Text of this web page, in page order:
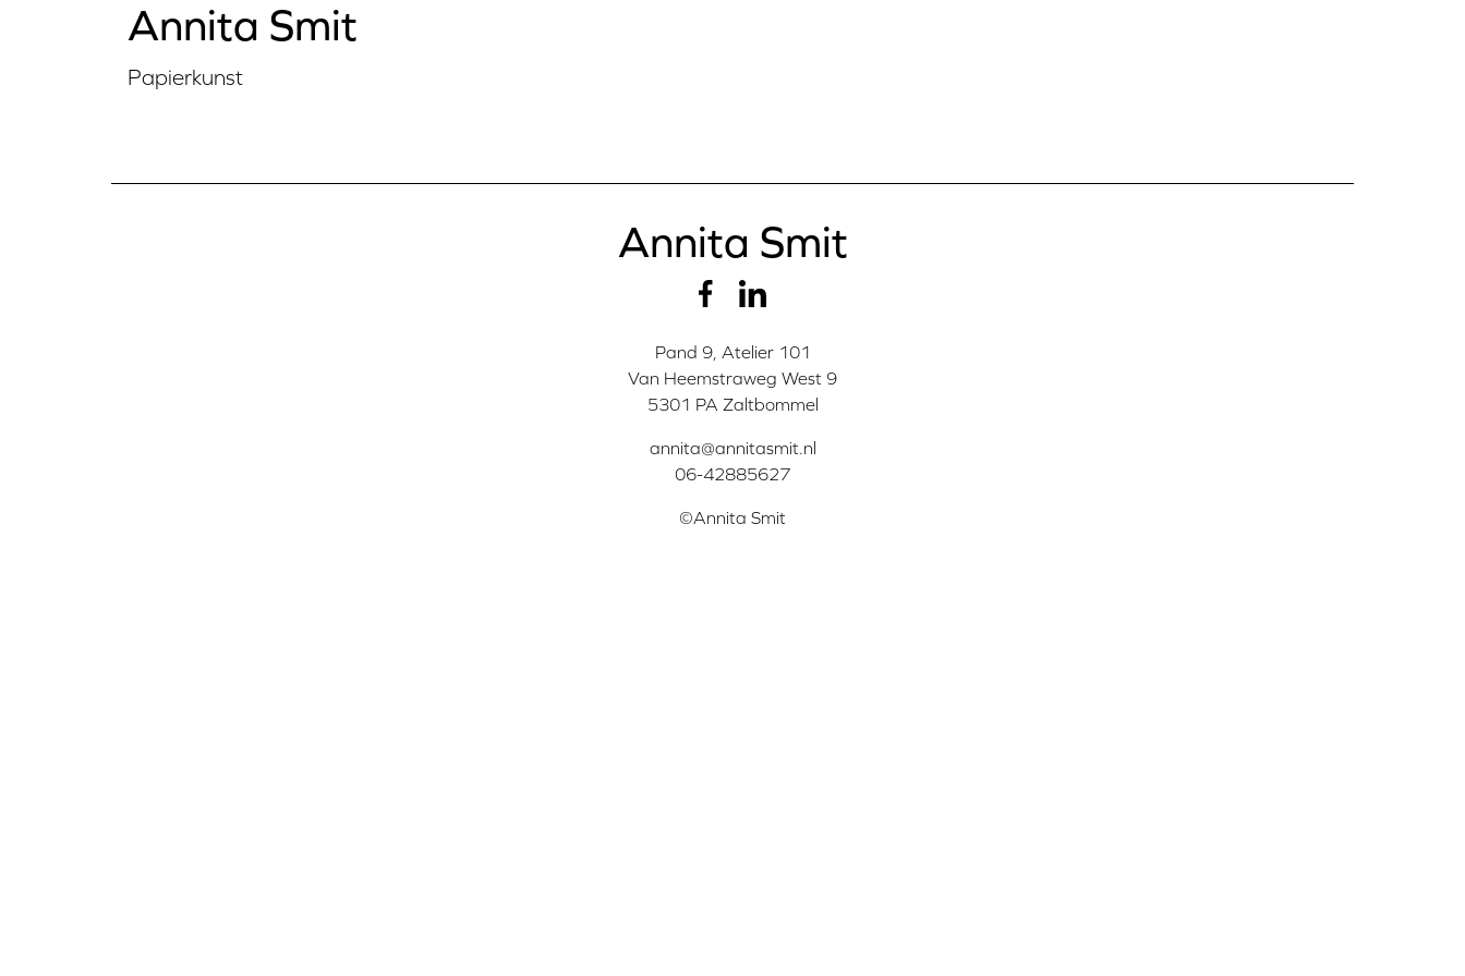
Annita Smit
Papierkunst
Annita Smit
Pand 9, Atelier 101
Van Heemstraweg West 9
5301 PA Zaltbommel
annita@annitasmit.nl
06-42885627
©Annita Smit